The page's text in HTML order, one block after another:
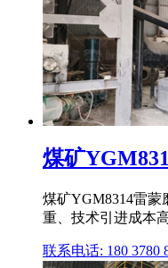
煤矿
煤矿YGM8314雷
重、技术引进成本
联系电话: 180 3780